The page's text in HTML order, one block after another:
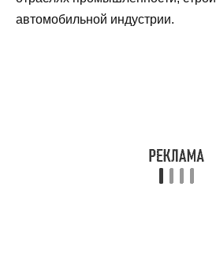
автомобильной индустрии.